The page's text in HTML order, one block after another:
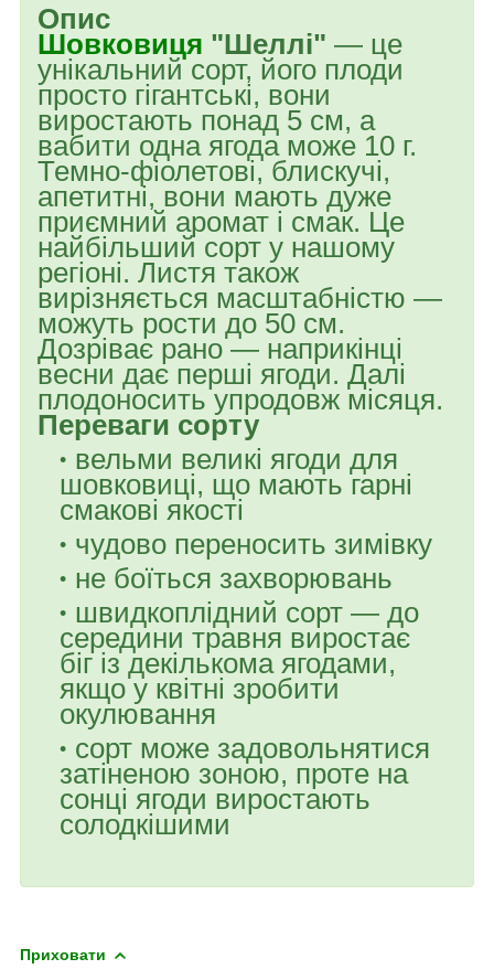
Опис
Шовковиця "Шеллі" — це
унікальний сорт, його плоди
просто гігантські, вони
виростають понад 5 см, а
вабити одна ягода може 10 г.
Темно-фіолетові, блискучі,
апетитні, вони мають дуже
приємний аромат і смак. Це
найбільший сорт у нашому
регіоні. Листя також
вирізняється масштабністю —
можуть рости до 50 см.
Дозріває рано — наприкінці
весни дає перші ягоди. Далі
плодоносить упродовж місяця.
Переваги сорту
вельми великі ягоди для
шовковиці, що мають гарні
смакові якості
чудово переносить зимівку
не боїться захворювань
швидкоплідний сорт — до
середини травня виростає
біг із декількома ягодами,
якщо у квітні зробити
окулювання
сорт може задовольнятися
затіненою зоною, проте на
сонці ягоди виростають
солодкішими
Приховати